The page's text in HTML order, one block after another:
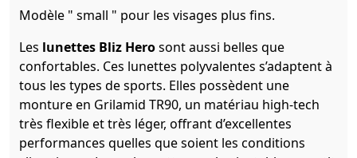
Modèle " small " pour les visages plus fins.
Les lunettes Bliz Herosont aussi belles que
confortables. Ces lunettes polyvalentes s’adaptent à
tous les types de sports. Elles possèdent une
monture en Grilamid TR90, un matériau high-tech
très flexible et très léger, offrant d’excellentes
performances quelles que soient les conditions